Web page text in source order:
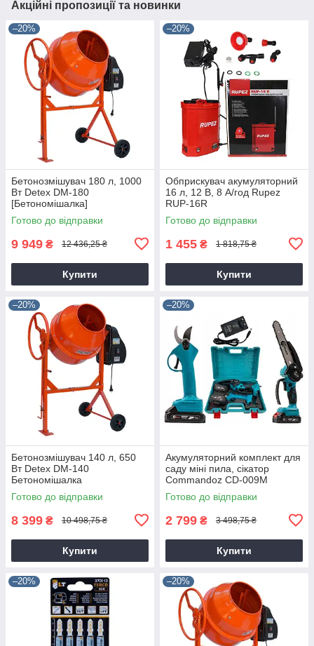
Акційні пропозиції та новинки
–20%
Бетонозмішувач 180 л, 1000
Вт Detex DM-180
[Бетономішалка]
Готово до відправки
9 949 ₴ 12 436,25 ₴
Купити
–20%
Обприскувач акумуляторний
16 л, 12 В, 8 А/год Rupez
RUP-16R
Готово до відправки
1 455 ₴ 1 818,75 ₴
Купити
–20%
Бетонозмішувач 140 л, 650
Вт Detex DM-140
Бетономішалка
Готово до відправки
8 399 ₴ 10 498,75 ₴
Купити
–20%
Акумуляторний комплект для
саду міні пила, сікатор
Commandoz CD-009M
Готово до відправки
2 799 ₴ 3 498,75 ₴
Купити
–20% –20%